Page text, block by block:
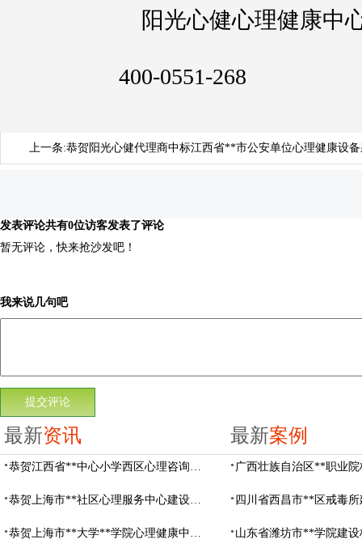
阳光心健心理健康中
400-0551-268
上一条:恭贺阳光心健代理商中标江西省**市公安单位心理健康设
发表评论共有0位访客发表了评论
暂无评论，快来抢沙发吧！
我来说几句吧
最新资讯
恭贺江西省**中心小学西区心理咨询教室设备采购项目由阳光心健代理商中标
恭贺上海市**社区心理服务中心建设项目由阳光心健代理商中标
恭贺上海市**大学**学院心理健康中心建设项目由阳光心健代理商中标
最新案例